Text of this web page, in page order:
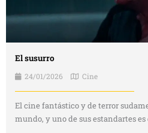
El susurro
24/01/2026 Cine
El cine fantástico y de terror
mundo, y uno de sus estandartes